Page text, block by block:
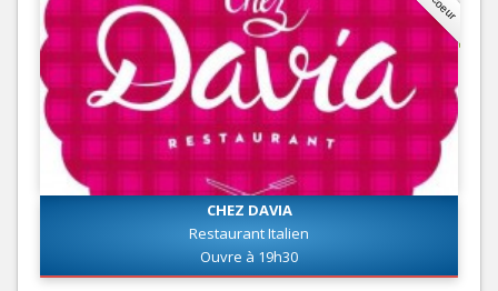
CHEZ DAVIA
Restaurant Italien
Ouvre à 19h30